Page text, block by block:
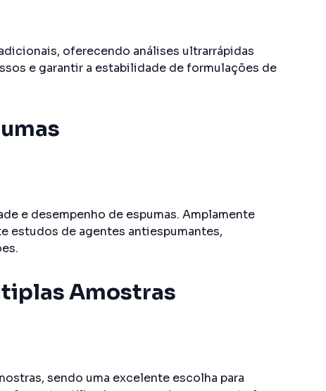
oferecendo análises ultrarrápidas
e garantir a estabilidade de formulações de
e desempenho de espumas. Amplamente
estudos de agentes antiespumantes,
Amostras
sendo uma excelente escolha para